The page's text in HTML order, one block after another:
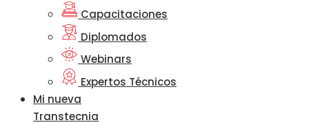
Capacitaciones
Diplomados
Webinars
Expertos Técnicos
Mi nueva
Transtecnia